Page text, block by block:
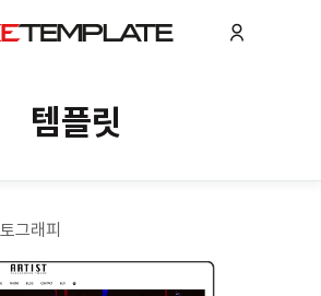
템플릿
그래피